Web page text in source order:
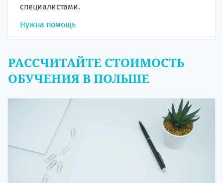
специалистами.
Нужна помощь
РАССЧИТАЙТЕ СТОИМОСТЬ
ОБУЧЕНИЯ В ПОЛЬШЕ